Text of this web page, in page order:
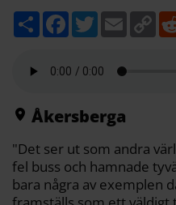
D
e
F
c
b
T
w
t
E
m
a
C
o
p
Åkersberga
"Det ser ut som andra
fel buss och hamnade
bara några av exemplen